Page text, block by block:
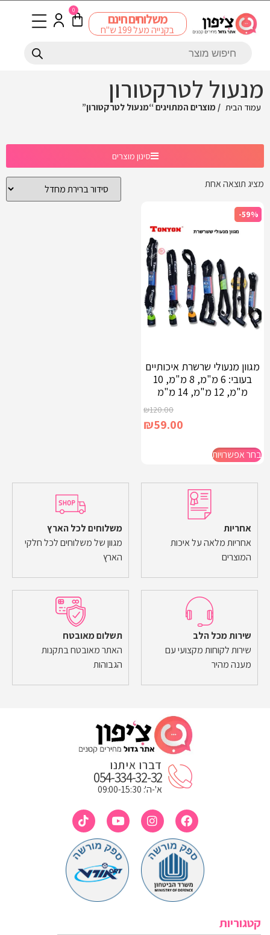
משלוחים חינם
בקנייה מעל 199 ש"ח
0
מנעול לטרקטורון
עמוד הבית / מוצרים המתויגים “מנעול לטרקטורון”
סינון מוצרים
מציג תוצאה אחת
-59%
מגוון מנעולי שרשרת איכותיים
בעובי: 6 מ"מ, 8 מ"מ, 10
מ"מ, 12 מ"מ, 14 מ"מ
₪120.00
₪59.00
בחר אפשרויות
אחריות
אחריות מלאה על איכות
המוצרים
משלוחים לכל הארץ
מגוון של משלוחים לכל חלקי
הארץ
שירות מכל הלב
שירות לקוחות מקצועי עם
מענה מהיר
תשלום מאובטח
האתר מאובטח בתקנות
הגבוהות
דברו איתנו
054-334-32-32
א'-ה': 09:00-15:30
קטגוריות